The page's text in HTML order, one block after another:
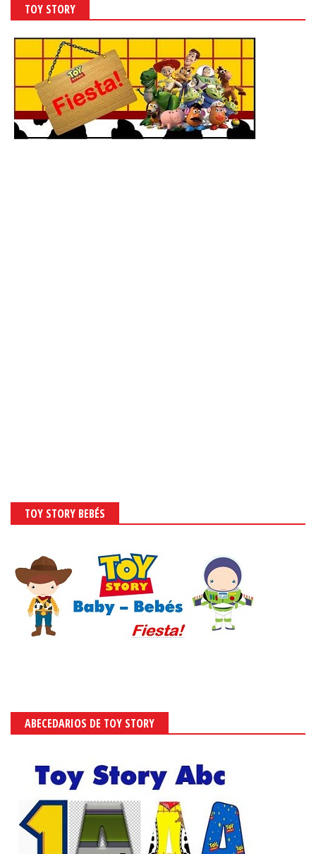
TOY STORY
TOY STORY BEBÉS
ABECEDARIOS DE TOY STORY